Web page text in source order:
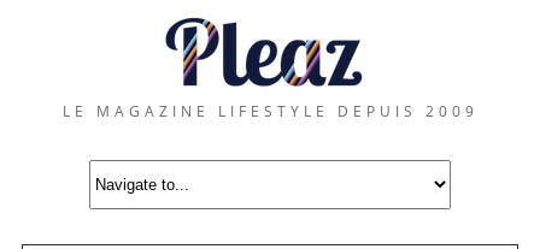
LE MAGAZINE LIFESTYLE DEPUIS 2009